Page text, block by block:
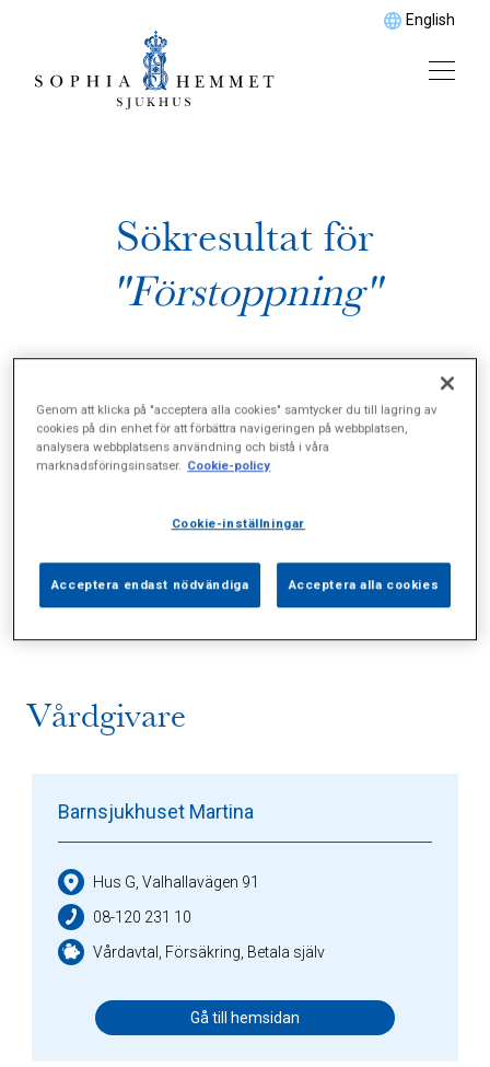
English
Sökresultat för
"Förstoppning"
Sidor (0) Press (0) Sophianytt (0)
Vårdgivare
Barnsjukhuset Martina
Hus G, Valhallavägen 91
08-120 231 10
Vårdavtal, Försäkring, Betala själv
Gå till hemsidan
Genom att klicka på "acceptera alla cookies" samtycker du till lagring av
cookies på din enhet för att förbättra navigeringen på webbplatsen,
analysera webbplatsens användning och bistå i våra
marknadsföringsinsatser. Cookie-policy
Cookie-inställningar
Acceptera endast nödvändiga Acceptera alla cookies